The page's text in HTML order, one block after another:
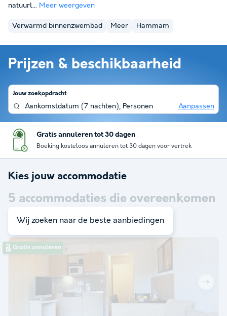
natuurl... Meer weergeven
Verwarmd binnenzwembad Meer Hammam
Prijzen & beschikbaarheid
Jouw zoekopdracht
Aankomstdatum (7 nachten), Personen Aanpassen
Gratis annuleren tot 30 dagen
Boeking kosteloos annuleren tot 30 dagen voor vertrek
Kies jouw accommodatie
5 accommodaties die overeenkomen
met je zoekopdracht
Gratis annuleren
Wij zoeken naar de beste aanbiedingen